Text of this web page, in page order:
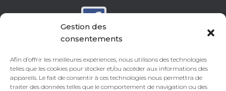
Gestion des
consentements
Afin d’offrir les meilleures expériences, nous utilisons des technologies
telles que les cookies pour stocker et/ou accéder aux informations des
appareils. Le fait de consentir à ces technologies nous permettra de
traiter des données telles que le comportement de navigation ou des
Instagram